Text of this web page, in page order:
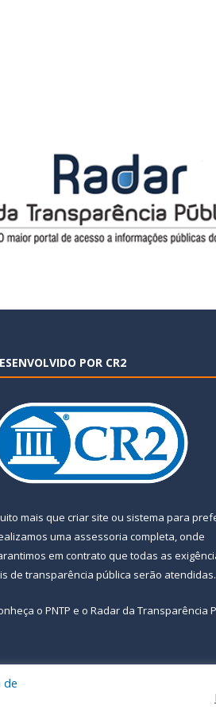
POR CR2
mais que criar site ou sistema para
uma assessoria completa, onde
em contrato que todas as
de transparência pública serão atendidas.
o PNTP e o Radar da Transparência
Acessar
de